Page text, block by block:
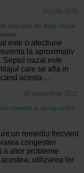
24 iulie 2026
deviatia de sept nazal
este o afectiune
la aproximativ
Septul nazal este
care se afla in
acesta…
10 septembrie 2021
corecte a spray-urilor
un remediu frecvent
congestiei
a altor probleme
utilizarea lor